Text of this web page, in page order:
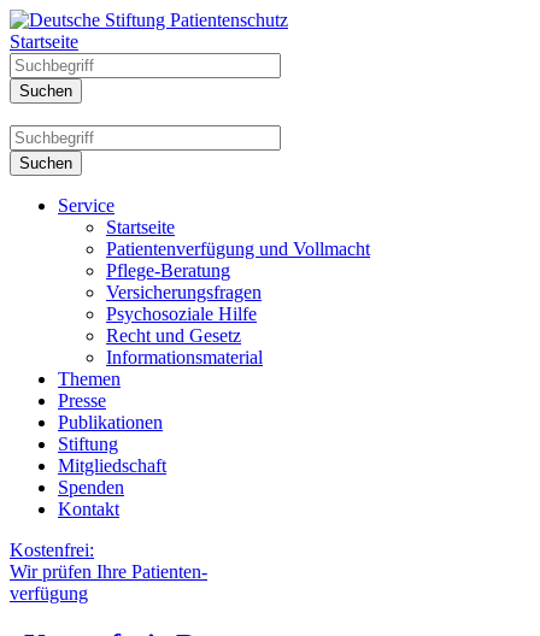
Startseite
Service
Startseite
Patientenverfügung und Vollmacht
Pflege-Beratung
Versicherungsfragen
Psychosoziale Hilfe
Recht und Gesetz
Informationsmaterial
Themen
Presse
Publikationen
Stiftung
Mitgliedschaft
Spenden
Kontakt
Kostenfrei:
Wir prüfen Ihre Patienten-
verfügung